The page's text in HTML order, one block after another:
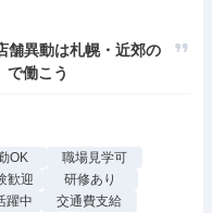
舗異動は札幌・近郊の
働こう
OK
職場見学可
歓迎
研修あり
躍中
交通費支給